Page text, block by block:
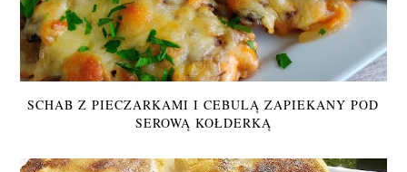
SCHAB Z PIECZARKAMI I CEBULĄ ZAPIEKANY POD
SEROWĄ KOŁDERKĄ